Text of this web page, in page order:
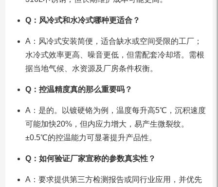
Q：风冷式和水冷式哪种更适合？
A：风冷式安装简便，适合缺水或空间受限的工厂；
水冷式效率更高、噪音更低，但需配套冷却塔。需根
据当地气候、水资源及厂房条件权衡。
Q：控温精度真的那么重要吗？
A：是的。以镀硬铬为例，温度每升高5℃，沉积速度
可能加快20%，但内应力增大，易产生微裂纹。
±0.5℃的控温能力可显著提升产品性。
Q：如何验证厂家宣称的参数真实性？
A：要求提供第三方检测报告或同行业应用，并优先